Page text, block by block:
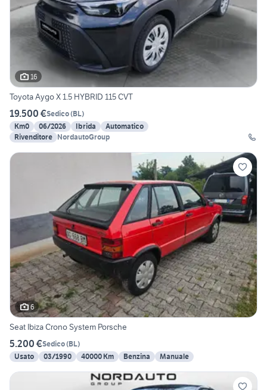
16
Toyota Aygo X 1.5 HYBRID 115 CVT
19.500 €Sedico(BL)
Km0
06/2026 Ibrida
Automatico
Rivenditore NordautoGroup
6
Seat Ibiza Crono System Porsche
5.200 €Sedico(BL)
Usato
03/1990 40000 Km Benzina Manuale